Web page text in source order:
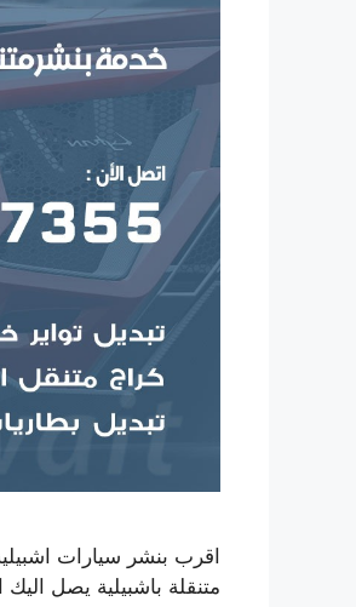
اقرب بنشر سيارات